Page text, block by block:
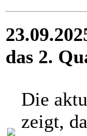
das 2.
Die
zeigt,